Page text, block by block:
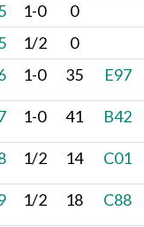
1-0
0
1/2
0
1-0 35 E97
1-0 41 B42
1/2 14 C01
1/2 18 C88